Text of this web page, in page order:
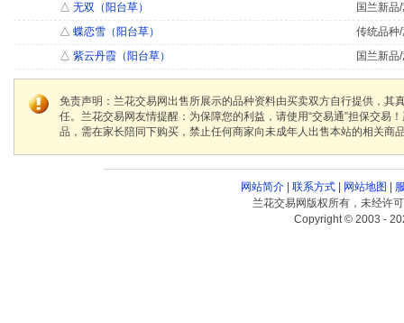
△ 无双（阳台草）
国兰新品
△ 蝶恋雪（阳台草）
传统品种
△ 紫云丹霞（阳台草） 国兰新品
免责声明：兰花交易网出售所展示的品种资料由买卖双方自行提供，
任。兰花交易网友情提醒：为保障您的利益，请使用“交易通”担保交
品，需在家长陪同下购买，禁止任何商家向未成年人出售本站的相关商
网站简介| 联系方式| 网站地图
兰花交易网版权所有，未经许
Copyright © 2003 -